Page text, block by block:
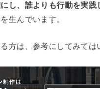
し、誰よりも行動を実践
生んでいます。
方は、参考にしてみては